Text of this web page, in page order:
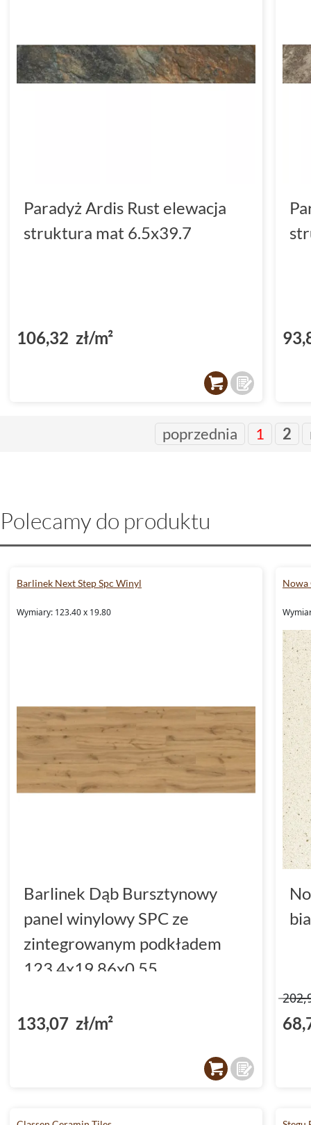
Paradyż Ardis Rust elewacja
struktura mat 6.5x39.7
106,32 zł/m²
poprzednia 1 2
Polecamy do produktu
Barlinek Next Step Spc Winyl
Wymiary: 123.40 x 19.80
Barlinek Dąb Bursztynowy
panel winylowy SPC ze
zintegrowanym podkładem
123.4x19.86x0.55
133,07 zł/m²
Nowa